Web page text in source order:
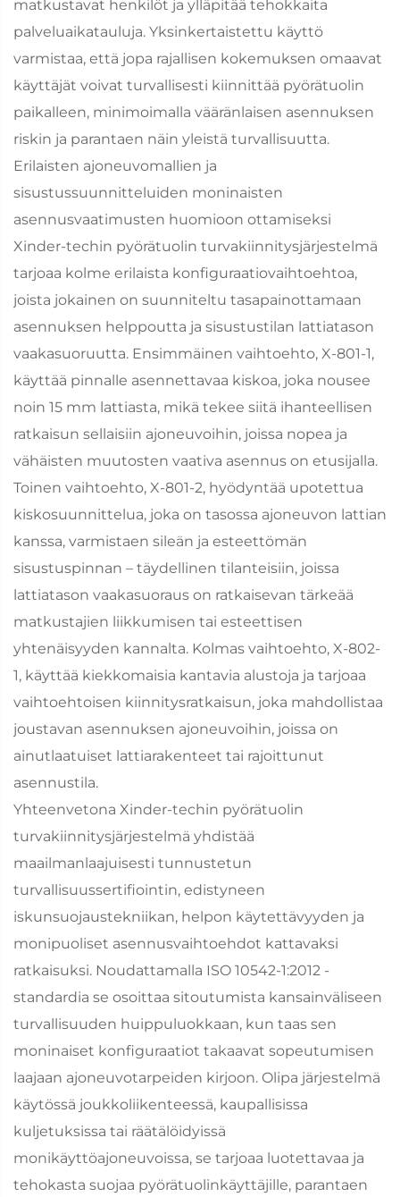
matkustavat henkilöt ja ylläpitää tehokkaita
palveluaikatauluja. Yksinkertaistettu käyttö
varmistaa, että jopa rajallisen kokemuksen omaavat
käyttäjät voivat turvallisesti kiinnittää pyörätuolin
paikalleen, minimoimalla vääränlaisen asennuksen
riskin ja parantaen näin yleistä turvallisuutta.
Erilaisten ajoneuvomallien ja
sisustussuunnitteluiden moninaisten
asennusvaatimusten huomioon ottamiseksi
Xinder-techin pyörätuolin turvakiinnitysjärjestelmä
tarjoaa kolme erilaista konfiguraatiovaihtoehtoa,
joista jokainen on suunniteltu tasapainottamaan
asennuksen helppoutta ja sisustustilan lattiatason
vaakasuoruutta. Ensimmäinen vaihtoehto, X-801-1,
käyttää pinnalle asennettavaa kiskoa, joka nousee
noin 15 mm lattiasta, mikä tekee siitä ihanteellisen
ratkaisun sellaisiin ajoneuvoihin, joissa nopea ja
vähäisten muutosten vaativa asennus on etusijalla.
Toinen vaihtoehto, X-801-2, hyödyntää upotettua
kiskosuunnittelua, joka on tasossa ajoneuvon lattian
kanssa, varmistaen sileän ja esteettömän
sisustuspinnan – täydellinen tilanteisiin, joissa
lattiatason vaakasuoraus on ratkaisevan tärkeää
matkustajien liikkumisen tai esteettisen
yhtenäisyyden kannalta. Kolmas vaihtoehto, X-802-
1, käyttää kiekkomaisia kantavia alustoja ja tarjoaa
vaihtoehtoisen kiinnitysratkaisun, joka mahdollistaa
joustavan asennuksen ajoneuvoihin, joissa on
ainutlaatuiset lattiarakenteet tai rajoittunut
asennustila.
Yhteenvetona Xinder-techin pyörätuolin
turvakiinnitysjärjestelmä yhdistää
maailmanlaajuisesti tunnustetun
turvallisuussertifiointin, edistyneen
iskunsuojaustekniikan, helpon käytettävyyden ja
monipuoliset asennusvaihtoehdot kattavaksi
ratkaisuksi. Noudattamalla ISO 10542-1:2012 -
standardia se osoittaa sitoutumista kansainväliseen
turvallisuuden huippuluokkaan, kun taas sen
moninaiset konfiguraatiot takaavat sopeutumisen
laajaan ajoneuvotarpeiden kirjoon. Olipa järjestelmä
käytössä joukkoliikenteessä, kaupallisissa
kuljetuksissa tai räätälöidyissä
monikäyttöajoneuvoissa, se tarjoaa luotettavaa ja
tehokasta suojaa pyörätuolinkäyttäjille, parantaen